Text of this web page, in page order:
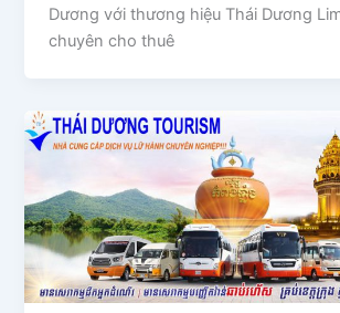
Dương với thương hiệu Thái Dương
chuyên cho thuê